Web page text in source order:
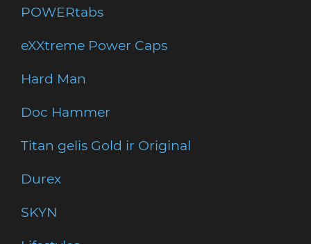
POWERtabs
eXXtreme Power Caps
Hard Man
Doc Hammer
Titan gelis Gold ir Original
Durex
SKYN